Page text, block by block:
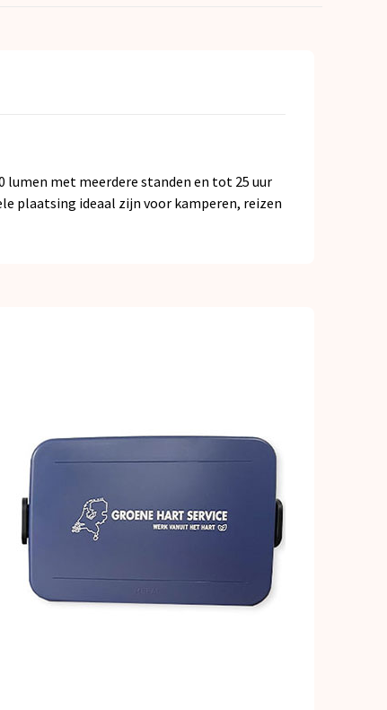
lumen met meerdere standen en tot 25 uur
plaatsing ideaal zijn voor kamperen, reizen